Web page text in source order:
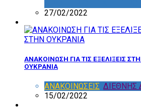
27/02/2022
ΑΝΑΚΟΙΝΩΣΗ ΓΙΑ ΤΙΣ ΕΞΕΛΙΞΕΙΣ
ΟΥΚΡΑΝΙΑ
ΑΝΑΚΟΙΝΩΣΕΙΣ ΔΙΕΘΝΗΣ
15/02/2022